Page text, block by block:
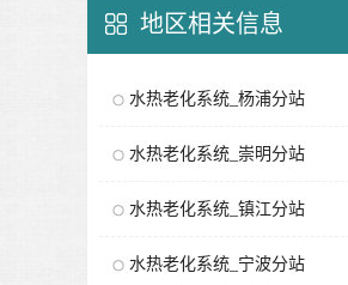
地区相关信息
水热老化系统_杨浦分站
水热老化系统_崇明分站
水热老化系统_镇江分站
水热老化系统_宁波分站